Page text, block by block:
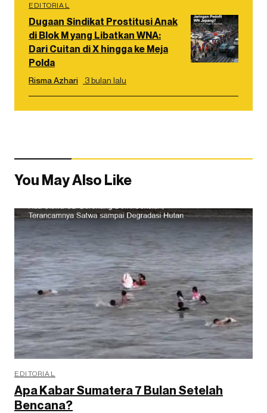
EDITORIAL
Dugaan Sindikat Prostitusi Anak
di Blok M yang Libatkan WNA:
Dari Cuitan di X hingga ke Meja
Polda
Risma Azhari 3 bulan lalu
You May Also Like
EDITORIAL
Apa Kabar Sumatera 7 Bulan Setelah
Bencana?